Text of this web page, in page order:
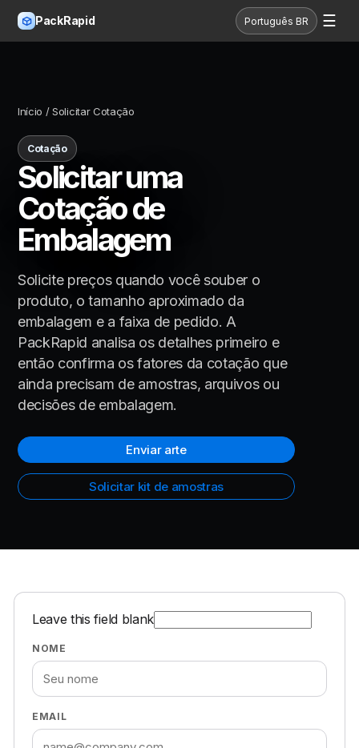
PackRapid Português BR ☰
Início / Solicitar Cotação
Cotação
Solicitar uma
Cotação de
Embalagem
Solicite preços quando você souber o
produto, o tamanho aproximado da
embalagem e a faixa de pedido. A
PackRapid analisa os detalhes primeiro e
então confirma os fatores da cotação que
ainda precisam de amostras, arquivos ou
decisões de embalagem.
Enviar arte
Solicitar kit de amostras
Leave this field blank
NOME
EMAIL